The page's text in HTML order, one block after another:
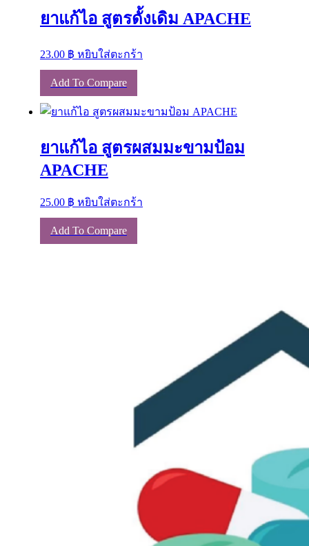
be
ยาแก้ไอ สูตรดั้งเดิม APACHE
23.00 ฿ หยิบใส่ตะกร้า
Add To Compare
ยาแก้ไอ สูตรผสมมะขามป้อม
APACHE
25.00 ฿ หยิบใส่ตะกร้า
Add To Compare